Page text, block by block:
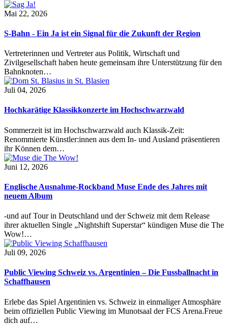
Mai 22, 2026
S-Bahn - Ein Ja ist ein Signal für die Zukunft der Region
Vertreterinnen und Vertreter aus Politik, Wirtschaft und
Zivilgesellschaft haben heute gemeinsam ihre Unterstützung für den
Bahnknoten…
Juli 04, 2026
Hochkarätige Klassikkonzerte im Hochschwarzwald
Sommerzeit ist im Hochschwarzwald auch Klassik-Zeit:
Renommierte Künstler:innen aus dem In- und Ausland präsentieren
ihr Können dem…
Juni 12, 2026
Englische Ausnahme-Rockband Muse Ende des Jahres mit
neuem Album
-und auf Tour in Deutschland und der Schweiz mit dem Release
ihrer aktuellen Single „Nightshift Superstar“ kündigen Muse die The
Wow!…
Juli 09, 2026
Public Viewing Schweiz vs. Argentinien – Die Fussballnacht in
Schaffhausen
Erlebe das Spiel Argentinien vs. Schweiz in einmaliger Atmosphäre
beim offiziellen Public Viewing im Munotsaal der FCS Arena.Freue
dich auf…